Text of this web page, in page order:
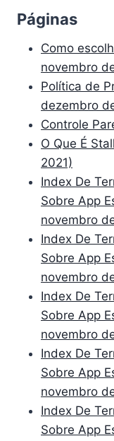
Páginas
Como
novembro
Política de
dezembro
Controle
O Que É
2021)
Index De
Sobre App
novembro
Index De
Sobre App
novembro
Index De
Sobre App
novembro
Index De
Sobre App
novembro
Index De
Sobre App